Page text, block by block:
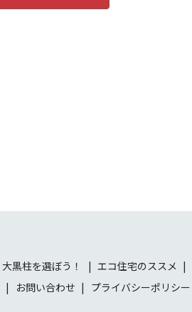
大黒柱を選ぼう！ エコ住宅のススメ
お問い合わせ プライバシーポリシー